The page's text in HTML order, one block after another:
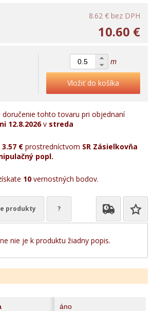
8.62 € bez DPH
10.60 €
m
Vložiť do košíka
doručenie tohto tovaru pri objednaní
12.8.2026v streda
3.57 € prostredníctvom SR Zásielkovňa
popl.
10 vernostných bodov.
produkty ?
nie je k produktu žiadny popis.
áno